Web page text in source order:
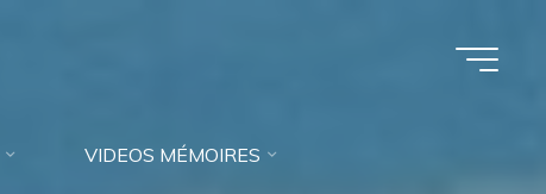
VIDEOS MÉMOIRES